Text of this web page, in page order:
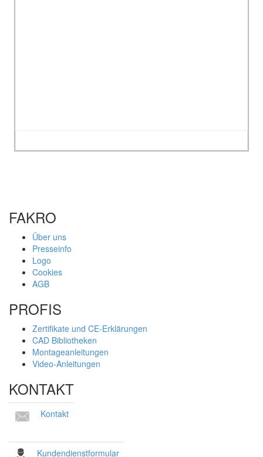
FAKRO
Über uns
Presseinfo
Logo
Cookies
AGB
PROFIS
Zertifikate und CE-Erklärungen
CAD Bibliotheken
Montageanleitungen
Video-Anleitungen
KONTAKT
Kontakt
Kundendienstformular